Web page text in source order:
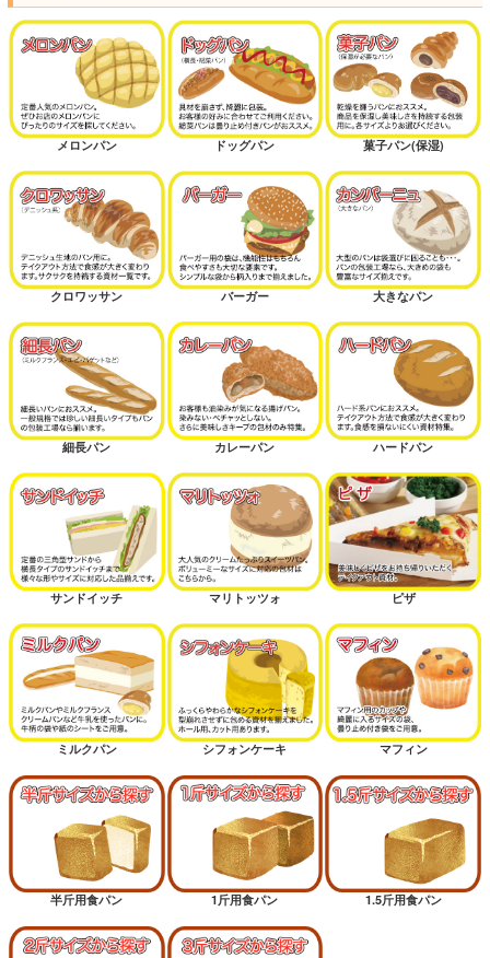
メロンパン ドッグパン 菓子パン(保湿)
クロワッサン バーガー 大きなパン
細長パン カレーパン ハードパン
サンドイッチ マリトッツォ ピザ
ミルクパン シフォンケーキ マフィン
半斤用食パン 1斤用食パン 1.5斤用食パン